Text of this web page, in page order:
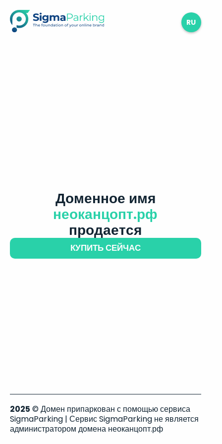
RU
Доменное имя
неоканцопт.рф
продается
КУПИТЬ СЕЙЧАС
2025 © Домен припаркован с помощью сервиса
SigmaParking | Сервис SigmaParking не является
администратором домена неоканцопт.рф